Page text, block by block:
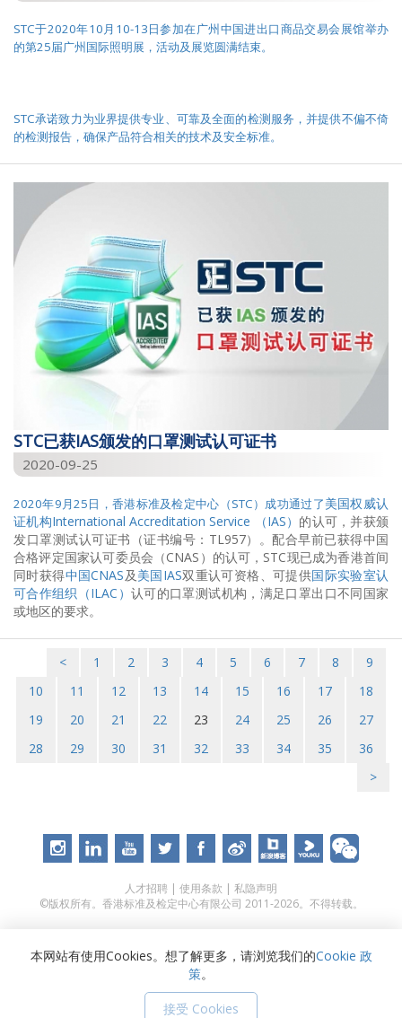
STC于2020年10月10-13日参加在广州中国进出口商品交易会展馆举办
的第25届广州国际照明展，活动及展览圆满结束。
STC承诺致力为业界提供专业、可靠及全面的检测服务，并提供不偏不倚
的检测报告，确保产品符合相关的技术及安全标准。
STC已获IAS颁发的口罩测试认可证书
2020-09-25
2020年9月25日，香港标准及检定中心（STC）成功通过了美国权威认
证机构International Accreditation Service （IAS） 的认可，并获颁
发口罩测试认可证书（证书编号：TL957）。配合早前已获得中国
合格评定国家认可委员会（CNAS）的认可，STC现已成为香港首间
同时获得中国CNAS及美国IAS双重认可资格、可提供国际实验室认
可合作组织（ILAC） 认可的口罩测试机构，满足口罩出口不同国家
或地区的要求。
< 1 2 3 4 5 6 7 8
9
10
11 12 13 14 15 16 17
18
19
20 21 22 23 24 25 26
27
28
29 30 31 32 33 34 35
36
>
人才招聘 | 使用条款 | 私隐声明
©版权所有。香港标准及检定中心有限公司 2011-2026。不得转载。
本网站有使用Cookies。想了解更多，请浏览我们的Cookie 政
策。
接受 Cookies